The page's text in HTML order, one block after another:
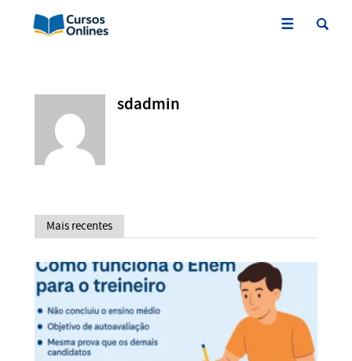
sdadmin
Mais recentes